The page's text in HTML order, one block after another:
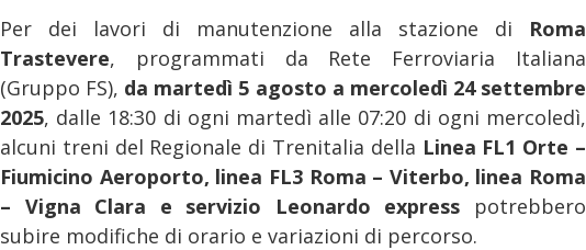
Per dei lavori di manutenzione alla stazione di Roma
Trastevere, programmati da Rete Ferroviaria Italiana
(Gruppo FS), da martedì 5 agosto a mercoledì 24 settembre
2025, dalle 18:30 di ogni martedì alle 07:20 di ogni mercoledì,
alcuni treni del Regionale di Trenitalia della Linea FL1 Orte –
Fiumicino Aeroporto, linea FL3 Roma – Viterbo, linea Roma
– Vigna Clara e servizio Leonardo express potrebbero
subire modifiche di orario e variazioni di percorso.